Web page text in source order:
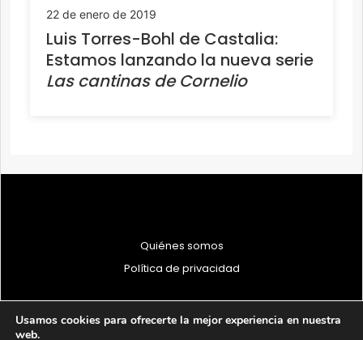
22 de enero de 2019
Luis Torres-Bohl de Castalia:
Estamos lanzando la nueva serie
Las cantinas de Cornelio
Quiénes somos
Política de privacidad
Usamos cookies para ofrecerte la mejor experiencia en nuestra
web.